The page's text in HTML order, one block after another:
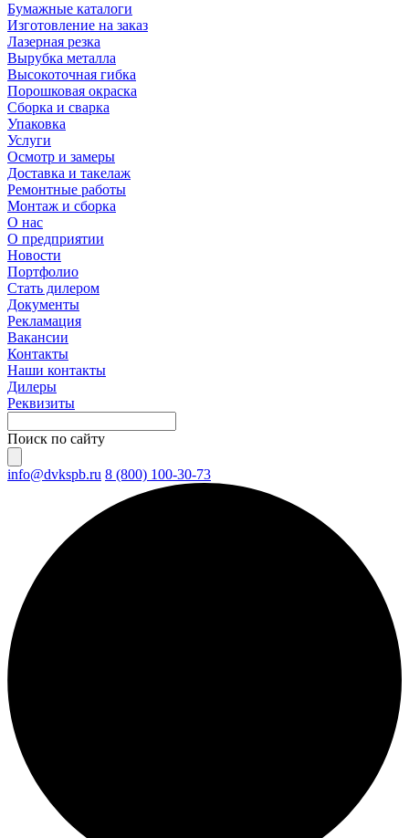
Бумажные каталоги
Изготовление на заказ
Лазерная резка
Вырубка металла
Высокоточная гибка
Порошковая окраска
Сборка и сварка
Упаковка
Услуги
Осмотр и замеры
Доставка и такелаж
Ремонтные работы
Монтаж и сборка
О нас
О предприятии
Новости
Портфолио
Стать дилером
Документы
Рекламация
Вакансии
Контакты
Наши контакты
Дилеры
Реквизиты
Поиск по сайту
info@dvkspb.ru 8 (800) 100-30-73